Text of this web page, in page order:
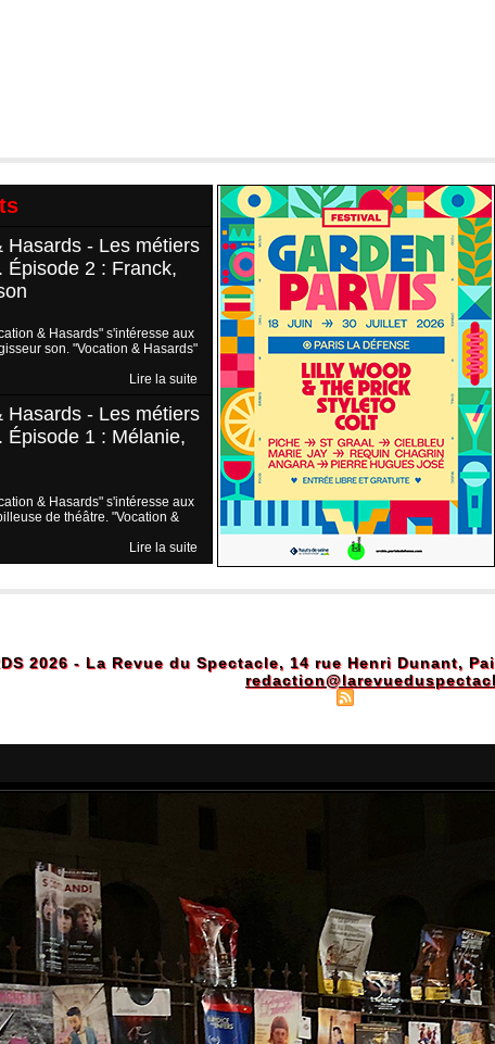
Hasards - Les métiers
Épisode 2 : Franck,
& Hasards" s'intéresse aux
son. "Vocation & Hasards"
Lire la suite
Hasards - Les métiers
Épisode 1 : Mélanie,
& Hasards" s'intéresse aux
de théâtre. "Vocation &
Lire la suite
2026 - La Revue du Spectacle, 14 rue Henri Dunant,